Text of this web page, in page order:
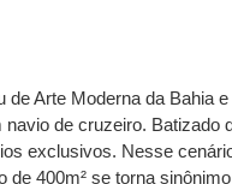
Arte Moderna da Bahia e
de cruzeiro. Batizado
exclusivos. Nesse
400m² se torna